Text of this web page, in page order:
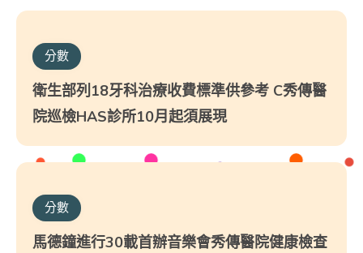
分數
衛生部列18牙科治療收費標準供參考 C秀傳醫
院巡檢HAS診所10月起須展現
分數
馬德鐘進行30載首辦音樂會秀傳醫院健康檢查